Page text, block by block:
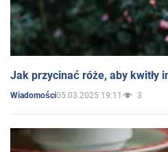
Jak przycinać róże, aby kwitły
Wiadomości05.03.2025 19:11 3